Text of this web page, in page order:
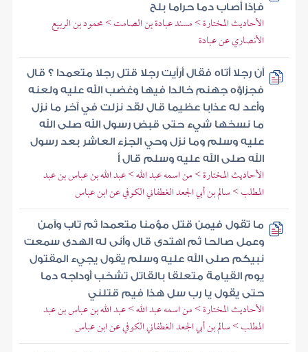
فإذا أصاب دما حراما بلح
الأحاديث المختارة > مسند عبادة بن الصامت > محمود بن الربيع
الأنصاري عن عبادة
أن رجلا أتاه فقال أرأيت رجلا قتل رجلا متعمدا ؟ قال
فجزاؤه جهنم خالدا فيها وغضب الله عليه ولعنه
وأعد له عذابا عظيما قال لقد نزلت في آخر ما نزل
ما نسخها شيء حتى قبض رسول الله صلى الله
عليه وسلم وما نزل وحي الجزء العاشر بعد رسول
الله صلى الله عليه وسلم قال أ
الأحاديث المختارة > من اسمه عبد الله > عبد الله بن عباس بن عبد
المطلب > سالم بن أبي الجعد الغطفاني الكوفي عن ابن عباس
ما تقول فيمن قتل مؤمنا متعمدا ثم تاب وآمن
وعمل صالحا ثم اهتدى قال وأنى له الهدى سمعت
نبيكم صلى الله عليه وسلم يقول يجيء المقتول
يوم القيامة متعلقا بالقاتل تشخب أوداجه دما
حتى يقول يا رب سل هذا فيم قتلني
الأحاديث المختارة > من اسمه عبد الله > عبد الله بن عباس بن عبد
المطلب > سالم بن أبي الجعد الغطفاني الكوفي عن ابن عباس